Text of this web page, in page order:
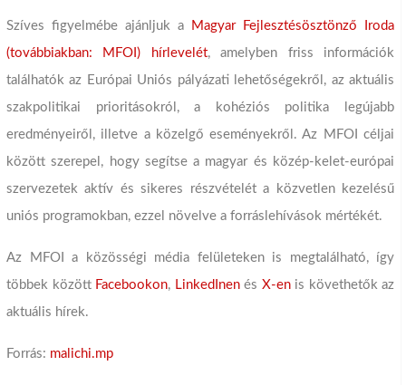
Szíves figyelmébe ajánljuk a
Magyar Fejlesztésösztönző Iroda
(továbbiakban: MFOI) hírlevelét, amelyben friss információk
találhatók az Európai Uniós pályázati lehetőségekről, az aktuális
szakpolitikai prioritásokról, a kohéziós politika legújabb
eredményeiről, illetve a közelgő eseményekről. Az MFOI céljai
között szerepel, hogy segítse a magyar és közép-kelet-európai
szervezetek aktív és sikeres részvételét a közvetlen kezelésű
uniós programokban, ezzel növelve a forráslehívások mértékét.
Az MFOI a közösségi média felületeken is megtalálható, így
többek között Facebookon, LinkedInenés X-enis követhetők az
aktuális hírek.
Forrás: malichi.mp